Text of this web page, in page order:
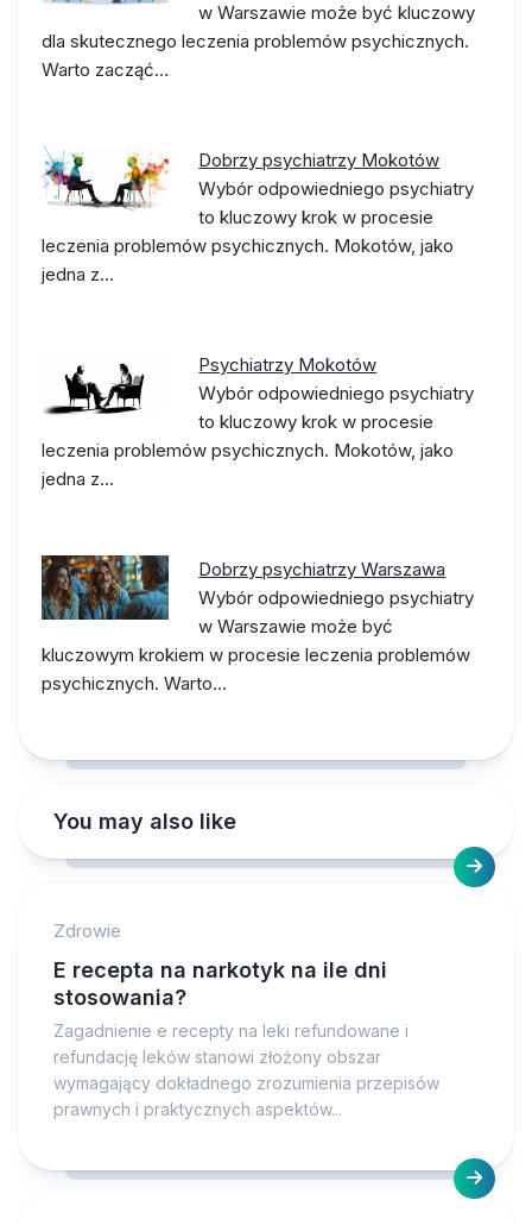
w Warszawie może być kluczowy
dla skutecznego leczenia problemów psychicznych.
Warto zacząć…
Dobrzy psychiatrzy Mokotów
Wybór odpowiedniego psychiatry
to kluczowy krok w procesie
leczenia problemów psychicznych. Mokotów, jako
jedna z…
Psychiatrzy Mokotów
Wybór odpowiedniego psychiatry
to kluczowy krok w procesie
leczenia problemów psychicznych. Mokotów, jako
jedna z…
Dobrzy psychiatrzy Warszawa
Wybór odpowiedniego psychiatry
w Warszawie może być
kluczowym krokiem w procesie leczenia problemów
psychicznych. Warto…
You may also like
Zdrowie
E recepta na narkotyk na ile dni
stosowania?
Zagadnienie e recepty na leki refundowane i
refundację leków stanowi złożony obszar
wymagający dokładnego zrozumienia przepisów
prawnych i praktycznych aspektów...